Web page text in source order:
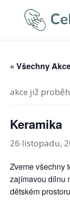
« Všechny
akce již
Keramika
26 listopadu,
Zveme všechny
zajímavou dílnu
dětském